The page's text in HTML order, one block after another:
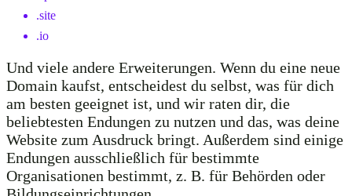
.site
.io
Und viele andere Erweiterungen. Wenn du eine neue
Domain kaufst, entscheidest du selbst, was für dich
am besten geeignet ist, und wir raten dir, die
beliebtesten Endungen zu nutzen und das, was deine
Website zum Ausdruck bringt. Außerdem sind einige
Endungen ausschließlich für bestimmte
Organisationen bestimmt, z. B. für Behörden oder